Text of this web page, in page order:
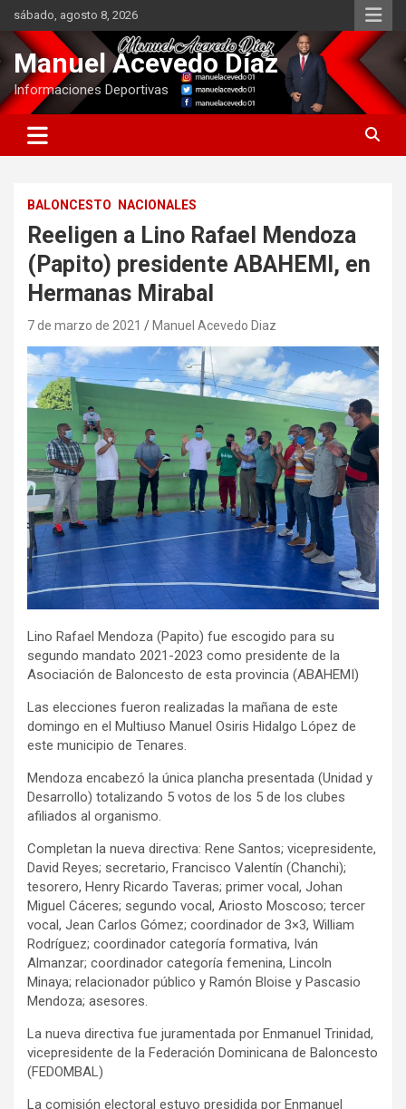
Saltar
contenido
sábado, agosto 8, 2026
Manuel Acevedo Díaz
Informaciones Deportivas
BALONCESTO NACIONALES
Reeligen a Lino Rafael Mendoza
(Papito) presidente ABAHEMI, en
Hermanas Mirabal
7 de marzo de 2021 Manuel Acevedo Diaz
Lino Rafael Mendoza (Papito) fue escogido para su
segundo mandato 2021-2023 como presidente de la
Asociación de Baloncesto de esta provincia (ABAHEMI)
Las elecciones fueron realizadas la mañana de este
domingo en el Multiuso Manuel Osiris Hidalgo López de
este municipio de Tenares.
Mendoza encabezó la única plancha presentada (Unidad y
Desarrollo) totalizando 5 votos de los 5 de los clubes
afiliados al organismo.
Completan la nueva directiva: Rene Santos; vicepresidente,
David Reyes; secretario, Francisco Valentín (Chanchi);
tesorero, Henry Ricardo Taveras; primer vocal, Johan
Miguel Cáceres; segundo vocal, Ariosto Moscoso; tercer
vocal, Jean Carlos Gómez; coordinador de 3×3, William
Rodríguez; coordinador categoría formativa, Iván
Almanzar; coordinador categoría femenina, Lincoln
Minaya; relacionador público y Ramón Bloise y Pascasio
Mendoza; asesores.
La nueva directiva fue juramentada por Enmanuel Trinidad,
vicepresidente de la Federación Dominicana de Baloncesto
(FEDOMBAL)
La comisión electoral estuvo presidida por Enmanuel